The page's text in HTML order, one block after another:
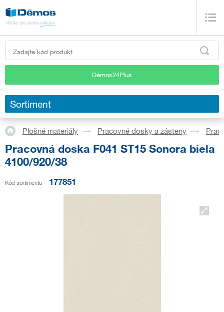
Démos24Plus
Sortiment
Plošné materiály Pracovné dosky a zásteny
Pracovná doska F041 ST15 Sonora biela
4100/920/38
Kód sortimentu 177851